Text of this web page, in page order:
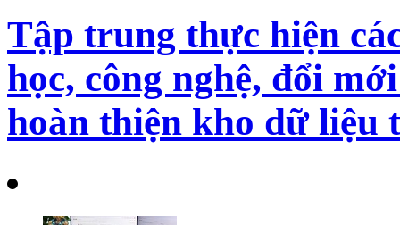
Tập trung thực hiện
học, công nghệ, đổi
hoàn thiện kho dữ liệu